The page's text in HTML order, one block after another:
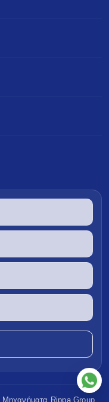
Μηχανήματα RippaGroup